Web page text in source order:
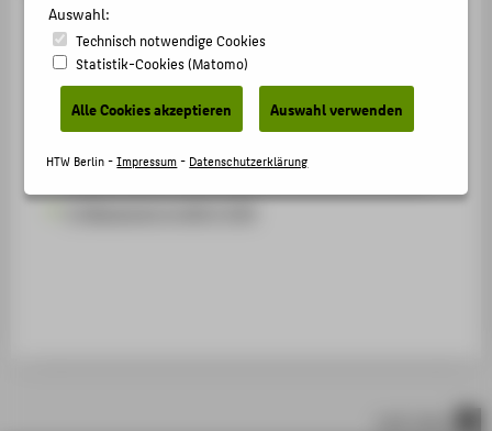
Game Technology & Interactive Systems
Visual Computing
Web Technology
Studiengangs Internationale Medieninformatik
ZENTRALE SEITEN
PORTALE
BERATUNG & SERVICE
ZENTRALEINRICHTUNGEN
Auswahl:
Technisch notwendige Cookies
Statistik-Cookies (Matomo)
Alle Cookies akzeptieren Auswahl verwenden
HTW Berlin -Impressum- Datenschutzerklärung